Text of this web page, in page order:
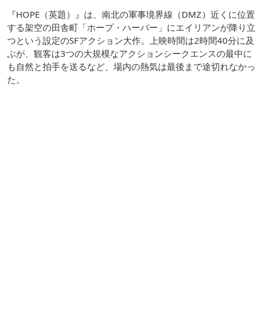
『HOPE（英題）』は、南北の軍事境界線（DMZ）近くに位置
する架空の田舎町「ホープ・ハーバー」にエイリアンが降り立
つという設定のSFアクション大作。上映時間は2時間40分に及
ぶが、観客は3つの大規模なアクションシークエンスの最中に
も自然と拍手を送るなど、場内の熱気は最後まで途切れなかっ
た。